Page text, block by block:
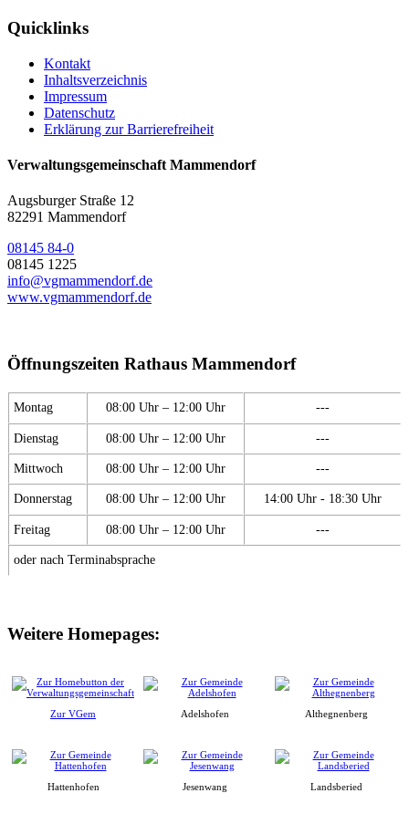
Quicklinks
Kontakt
Inhaltsverzeichnis
Impressum
Datenschutz
Erklärung zur Barrierefreiheit
Verwaltungsgemeinschaft Mammendorf
Augsburger Straße 12
82291 Mammendorf
08145 84-0
08145 1225
info@vgmammendorf.de
www.vgmammendorf.de
Öffnungszeiten Rathaus Mammendorf
Montag 08:00 Uhr – 12:00 Uhr ---
Dienstag 08:00 Uhr – 12:00 Uhr ---
Mittwoch 08:00 Uhr – 12:00 Uhr ---
Donnerstag 08:00 Uhr – 12:00 Uhr 14:00 Uhr - 18:30 Uhr
Freitag 08:00 Uhr – 12:00 Uhr ---
oder nach Terminabsprache
Weitere Homepages:
Zur VGem Adelshofen Althegnenberg
Hattenhofen Jesenwang Landsberied